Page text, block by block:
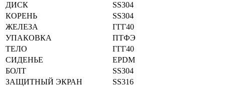
ДИСК
SS304
КОРЕНЬ
SS304
ЖЕЛЕЗА
ГГГ40
УПАКОВКА
ПТФЭ
ТЕЛО
ГГГ40
СИДЕНЬЕ
EPDM
БОЛТ
SS304
ЗАЩИТНЫЙ ЭКРАН
SS316